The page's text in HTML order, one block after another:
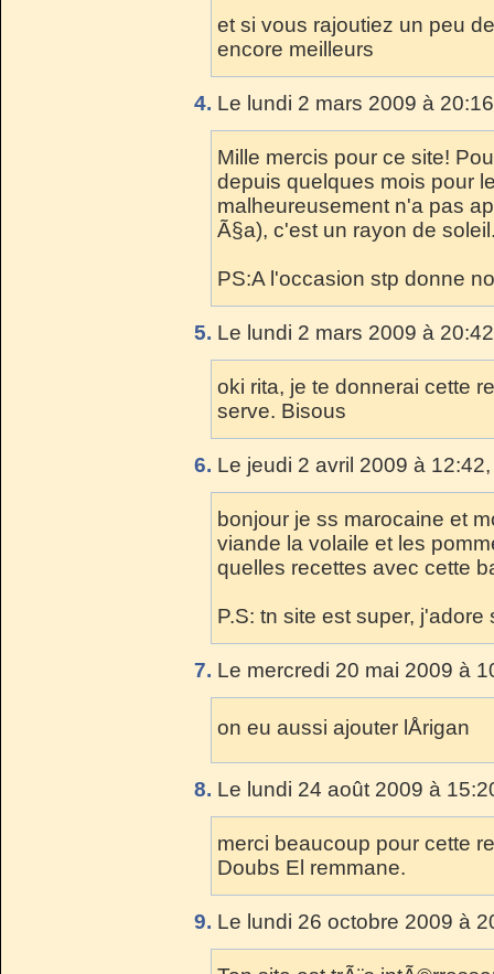
et si vous rajoutiez un peu
encore meilleurs
4. Le lundi 2 mars 2009 à
Mille mercis pour ce site!
depuis quelques mois pour
malheureusement n'a pas
Ã§a), c'est un rayon de
PS:A l'occasion stp donne
5. Le lundi 2 mars 2009 à
oki rita, je te donnerai cette
serve. Bisous
6. Le jeudi 2 avril 2009 à
bonjour je ss marocaine et
viande la volaile et les
quelles recettes avec cette
P.S: tn site est super,
7. Le mercredi 20 mai 2009 à
on eu aussi ajouter lÅrigan
8. Le lundi 24 août 2009 à
merci beaucoup pour cette
Doubs El remmane.
9. Le lundi 26 octobre 2009 à